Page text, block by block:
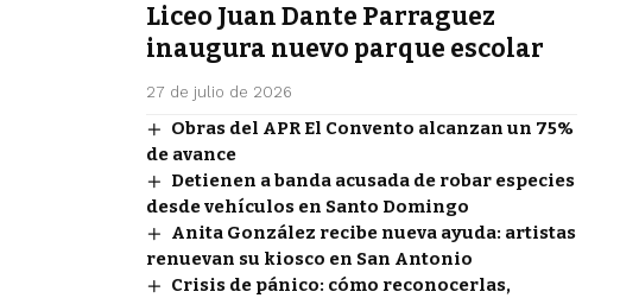
Liceo Juan Dante Parraguez
inaugura nuevo parque escolar
27 de julio de 2026
Obras del APR El Convento alcanzan un 75%
de avance
Detienen a banda acusada de robar especies
desde vehículos en Santo Domingo
Anita González recibe nueva ayuda: artistas
renuevan su kiosco en San Antonio
Crisis de pánico: cómo reconocerlas,